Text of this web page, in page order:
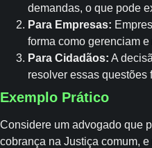
demandas, o que pode
Para Empresas:
forma como gerenciam
Para Cidadãos: A
resolver essas questões
Exemplo Prático
Considere um advogado que
cobrança na Justiça comum,